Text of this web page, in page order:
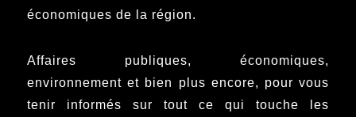
économiques de la région.
Affaires publiques, économiques,
environnement et bien plus encore, pour vous
tenir informés sur tout ce qui touche les